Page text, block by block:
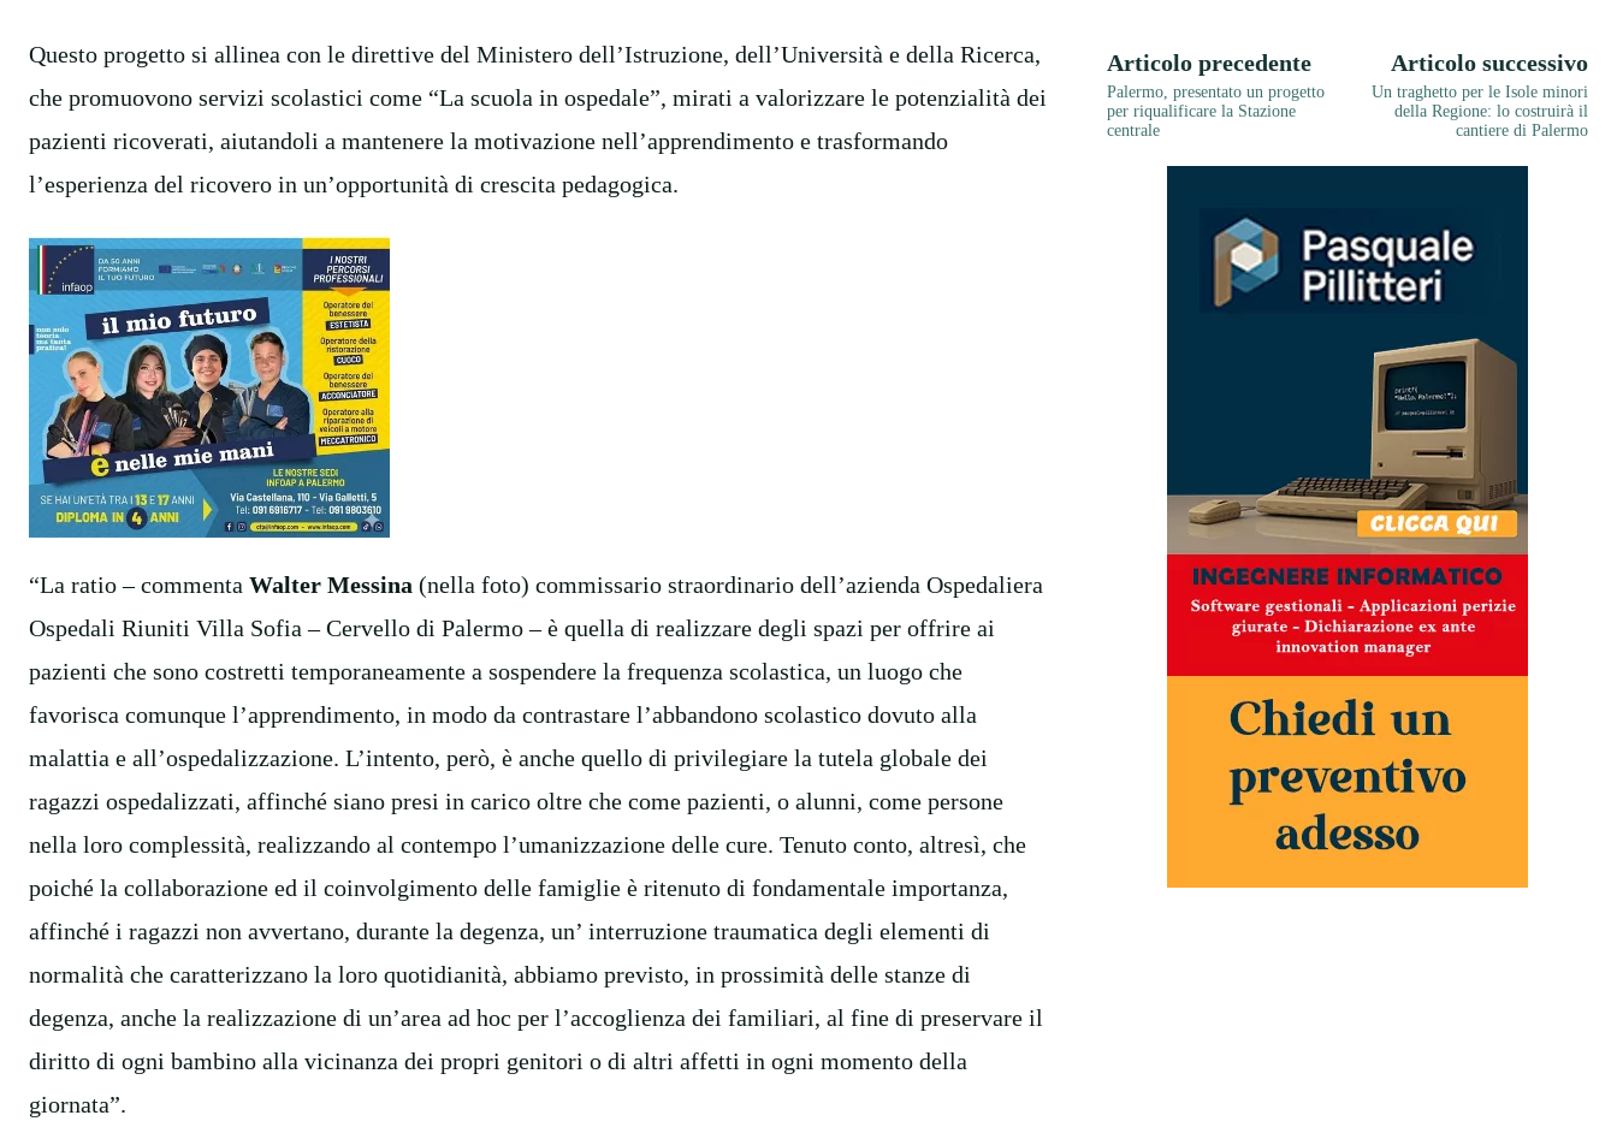
Questo progetto si allinea con le direttive del Ministero dell’Istruzione, dell’Università e della Ricerca,
che promuovono servizi scolastici come “La scuola in ospedale”, mirati a valorizzare le potenzialità dei
pazienti ricoverati, aiutandoli a mantenere la motivazione nell’apprendimento e trasformando
l’esperienza del ricovero in un’opportunità di crescita pedagogica.
“La ratio – commenta Walter Messina (nella foto) commissario straordinario dell’azienda Ospedaliera
Ospedali Riuniti Villa Sofia – Cervello di Palermo – è quella di realizzare degli spazi per offrire ai
pazienti che sono costretti temporaneamente a sospendere la frequenza scolastica, un luogo che
favorisca comunque l’apprendimento, in modo da contrastare l’abbandono scolastico dovuto alla
malattia e all’ospedalizzazione. L’intento, però, è anche quello di privilegiare la tutela globale dei
ragazzi ospedalizzati, affinché siano presi in carico oltre che come pazienti, o alunni, come persone
nella loro complessità, realizzando al contempo l’umanizzazione delle cure. Tenuto conto, altresì, che
poiché la collaborazione ed il coinvolgimento delle famiglie è ritenuto di fondamentale importanza,
affinché i ragazzi non avvertano, durante la degenza, un’ interruzione traumatica degli elementi di
normalità che caratterizzano la loro quotidianità, abbiamo previsto, in prossimità delle stanze di
degenza, anche la realizzazione di un’area ad hoc per l’accoglienza dei familiari, al fine di preservare il
diritto di ogni bambino alla vicinanza dei propri genitori o di altri affetti in ogni momento della
giornata”.
Articolo precedente
Palermo, presentato un progetto
per riqualificare la Stazione
centrale
Articolo successivo
Un traghetto per le Isole minori
della Regione: lo costruirà il
cantiere di Palermo